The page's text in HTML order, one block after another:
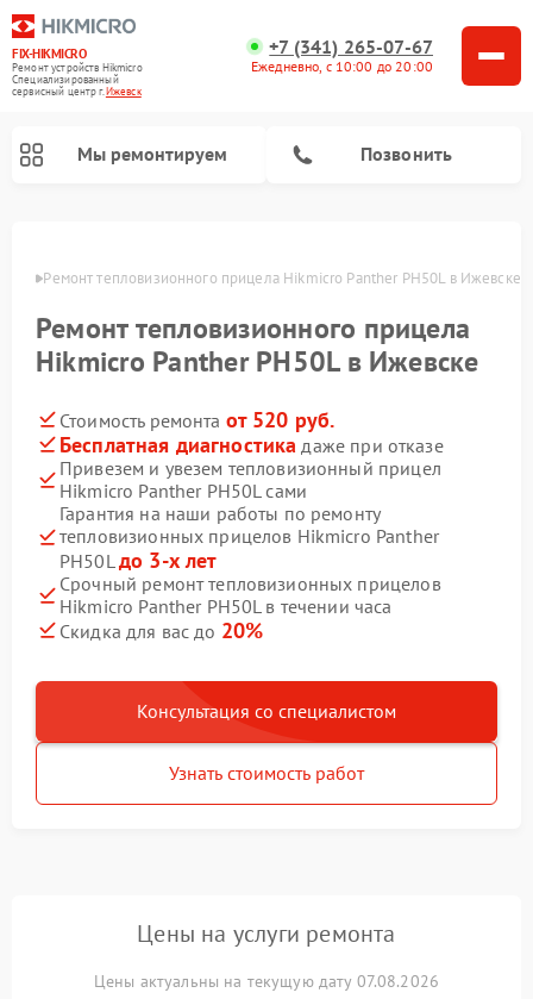
FIX-HIKMICRO
Ремонт устройств Hikmicro
Специализированный
cервисный центр г.Ижевск
+7 (341) 265-07-67
Ежедневно, с 10:00 до 20:00
Мы ремонтируем Позвонить
Ремонт тепловизионного прицела Hikmicro Panther PH50L в Ижевске
Ремонт тепловизионного прицела
Hikmicro Panther PH50L в Ижевске
Стоимость ремонта от 520 руб.
Бесплатная диагностика даже при отказе
Привезем и увезем тепловизионный прицел
Hikmicro Panther PH50L сами
Гарантия на наши работы по ремонту
тепловизионных прицелов Hikmicro Panther
PH50L до 3-х лет
Срочный ремонт тепловизионных прицелов
Hikmicro Panther PH50L в течении часа
Скидка для вас до 20%
Консультация со специалистом
Узнать стоимость работ
Цены на услуги ремонта
Цены актуальны на текущую дату 07.08.2026